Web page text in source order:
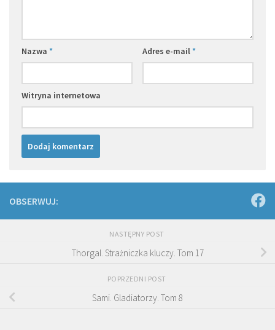
Nazwa * Adres e-mail*
Witryna internetowa
OBSERWUJ:
NASTĘPNY POST
Thorgal. Strażniczka kluczy. Tom 17
POPRZEDNI POST
Sami. Gladiatorzy. Tom 8